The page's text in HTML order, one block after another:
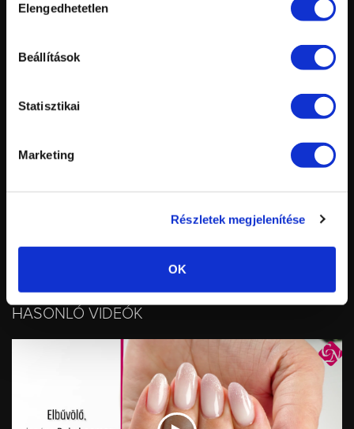
kiválasztása
Elengedhetetlen
Beállítások
Statisztikai
Marketing
Részletek megjelenítése
OK
Compact Base Gel - Clear
MattEver Matt Top Gel
HASONLÓ VIDEÓK